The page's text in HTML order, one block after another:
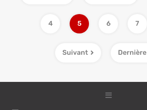
4 5 6 7
Suivant Dernière